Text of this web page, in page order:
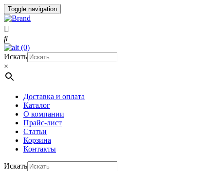
Toggle navigation
(0)
Искать
×
Доставка и оплата
Каталог
О компании
Прайс-лист
Статьи
Корзина
Контакты
Искать